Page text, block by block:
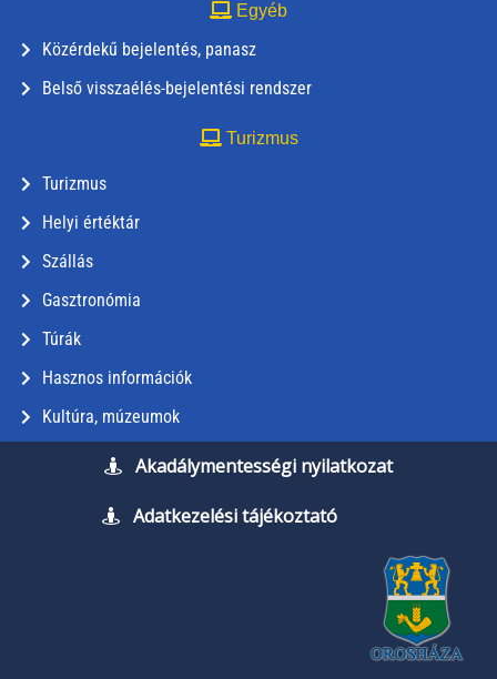
Egyéb
Közérdekű bejelentés, panasz
Belső visszaélés-bejelentési rendszer
Turizmus
Turizmus
Helyi értéktár
Szállás
Gasztronómia
Túrák
Hasznos információk
Kultúra, múzeumok
Akadálymentességi nyilatkozat
Adatkezelési tájékoztató